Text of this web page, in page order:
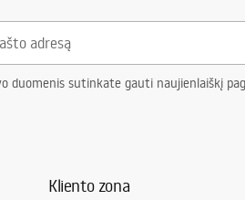
duomenis sutinkate gauti naujienlaiškį
Kliento zona